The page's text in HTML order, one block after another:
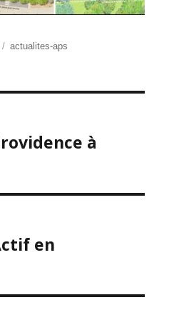
Catégories
actualites-aps
à
en